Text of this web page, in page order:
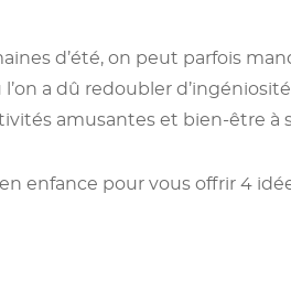
d’été, on peut parfois
a dû redoubler d’ingéniosité.
amusantes et bien-être à
enfance pour vous offrir 4